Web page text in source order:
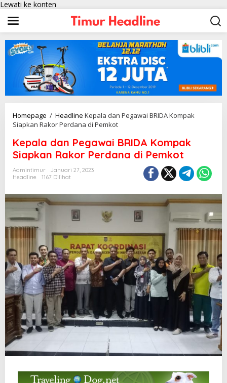
Lewati ke konten
Homepage / Headline Kepala dan Pegawai BRIDA Kompak
Siapkan Rakor Perdana di Pemkot
Kepala dan Pegawai BRIDA Kompak
Siapkan Rakor Perdana di Pemkot
Admintimur
Januari 27, 2023
Headline
1167 Dilihat